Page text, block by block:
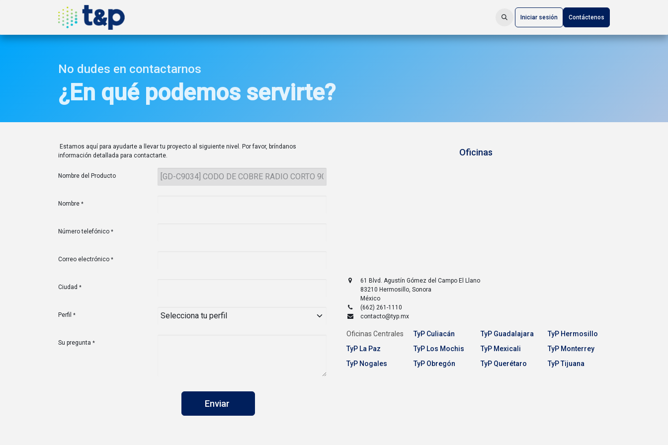
Iniciar sesión Contáctenos
No dudes en contactarnos
¿En qué podemos servirte?
Estamos aquí para ayudarte a llevar tu proyecto al siguiente nivel. Por favor, bríndanos
información detallada para contactarte.
Nombre del Producto
Nombre *
Número telefónico *
Correo electrónico *
Ciudad *
Perfil *
Su pregunta *
Enviar
Oficinas
61 Blvd. Agustín Gómez del Campo El Llano
83210 Hermosillo,Sonora
México
(662) 261-1110
contacto@typ.mx
Oficinas Centrales TyP Culiacán TyP Guadalajara
TyP Hermosillo
TyP La Paz
TyP Los Mochis TyP Mexicali
TyP Monterrey
TyP Nogales
TyP Obregón TyP Querétaro TyP Tijuana